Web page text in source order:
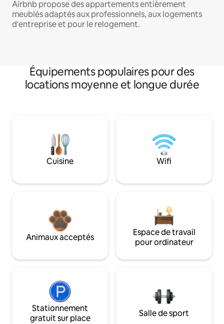
Airbnb propose des appartements entièrement
meublés adaptés aux professionnels, aux logements
d'entreprise et pour le relogement.
Équipements populaires pour des
locations moyenne et longue durée
Cuisine Wifi
Animaux acceptés
Espace de travail
pour ordinateur
Stationnement
gratuit sur place
Salle de sport